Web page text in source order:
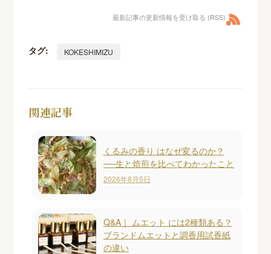
最新記事の更新情報を受け取る (RSS)
タグ: KOKESHIMIZU
関連記事
くるみの香り はなぜ変るのか？
──生と焙煎を比べてわかったこと
2026年8月5日
Q&A｜ ムエット には2種類ある？
ブランドムエットと調香用試香紙
の違い